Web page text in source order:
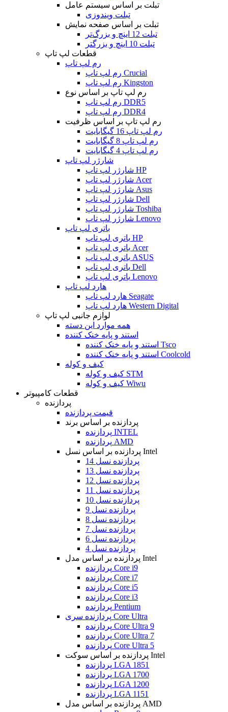
تبلت بر اساس سیستم عامل
تبلت ویندوزی
تبلت بر اساس صفحه نمایش
تبلت 12 اینچ و بزرگ‌تر
تبلت 10 اینچ و بزرگتر
قطعات لپ تاپ
رم لپ تاپ
رم لپ تاپ Crucial
رم لپ تاپ Kingston
رم لپ تاپ بر اساس نوع
رم لپ تاپ DDR5
رم لپ تاپ DDR4
رم لپ تاپ بر اساس ظرفیت
رم لپ تاپ 16 گیگابایت
رم لپ تاپ 8 گیگابایت
رم لپ تاپ 4 گیگابایت
شارژر لپ تاپ
شارژر لپ تاپ HP
شارژر لپ تاپ Acer
شارژر لپ تاپ Asus
شارژر لپ تاپ Dell
شارژر لپ تاپ Toshiba
شارژر لپ تاپ Lenovo
باتری لپ تاپ
باتری لپ تاپ HP
باتری لپ تاپ Acer
باتری لپ تاپ ASUS
باتری لپ تاپ Dell
باتری لپ تاپ Lenovo
هارد لپ تاپ
هارد لپ تاپ Seagate
هارد لپ تاپ Western Digital
لوازم جانبی لپ تاپ
همه موارد این دسته
استند و پایه خنک کننده
استند و پایه خنک کننده Tsco
استند و پایه خنک کننده Coolcold
کیف و کوله
کیف و کوله STM
کیف و کوله Wiwu
قطعات کامپیوتر
پردازنده
قیمت پردازنده
پردازنده بر اساس برند
پردازنده INTEL
پردازنده AMD
پردازنده بر اساس نسل Intel
پردازنده نسل 14
پردازنده نسل 13
پردازنده نسل 12
پردازنده نسل 11
پردازنده نسل 10
پردازنده نسل 9
پردازنده نسل 8
پردازنده نسل 7
پردازنده نسل 6
پردازنده نسل 4
پردازنده بر اساس مدل Intel
پردازنده Core i9
پردازنده Core i7
پردازنده Core i5
پردازنده Core i3
پردازنده Pentium
پردازنده سری Core Ultra
پردازنده Core Ultra 9
پردازنده Core Ultra 7
پردازنده Core Ultra 5
پردازنده بر اساس سوکت Intel
پردازنده LGA 1851
پردازنده LGA 1700
پردازنده LGA 1200
پردازنده LGA 1151
پردازنده بر اساس مدل AMD